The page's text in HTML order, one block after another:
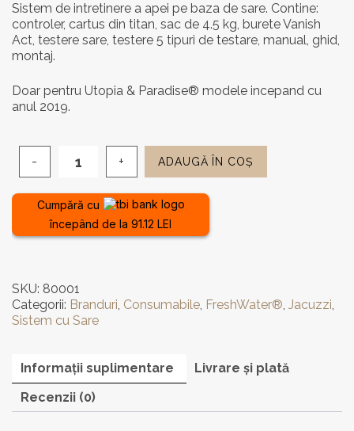
Sistem de intretinere a apei pe baza de sare. Contine:
controler, cartus din titan, sac de 4.5 kg, burete Vanish
Act, testere sare, testere 5 tipuri de testare, manual, ghid,
montaj.
Doar pentru Utopia & Paradise® modele incepand cu
anul 2019.
de
intreţinere
a
Salt
System
Start-
ADAUGĂ ÎN COȘ
Cumpără cu
începând de la 91.12 LEI
SKU: 80001
Categorii: Branduri, Consumabile, FreshWater®, Jacuzzi,
Sistem cu Sare
Informații suplimentare
Livrare și plată
Recenzii (0)